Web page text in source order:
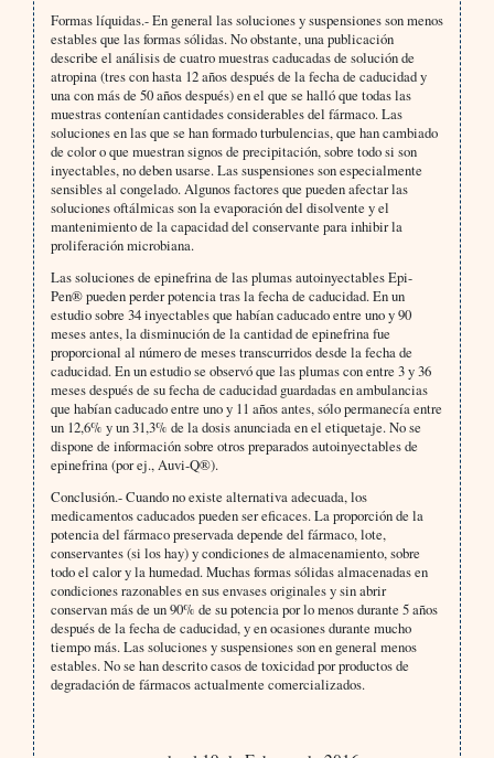
Formas líquidas.- En general las soluciones y suspensiones son menos
estables que las formas sólidas. No obstante, una publicación
describe el análisis de cuatro muestras caducadas de solución de
atropina (tres con hasta 12 años después de la fecha de caducidad y
una con más de 50 años después) en el que se halló que todas las
muestras contenían cantidades considerables del fármaco. Las
soluciones en las que se han formado turbulencias, que han cambiado
de color o que muestran signos de precipitación, sobre todo si son
inyectables, no deben usarse. Las suspensiones son especialmente
sensibles al congelado. Algunos factores que pueden afectar las
soluciones oftálmicas son la evaporación del disolvente y el
mantenimiento de la capacidad del conservante para inhibir la
proliferación microbiana.
Las soluciones de epinefrina de las plumas autoinyectables Epi-
Pen® pueden perder potencia tras la fecha de caducidad. En un
estudio sobre 34 inyectables que habían caducado entre uno y 90
meses antes, la disminución de la cantidad de epinefrina fue
proporcional al número de meses transcurridos desde la fecha de
caducidad. En un estudio se observó que las plumas con entre 3 y 36
meses después de su fecha de caducidad guardadas en ambulancias
que habían caducado entre uno y 11 años antes, sólo permanecía entre
un 12,6% y un 31,3% de la dosis anunciada en el etiquetaje. No se
dispone de información sobre otros preparados autoinyectables de
epinefrina (por ej., Auvi-Q®).
Conclusión.- Cuando no existe alternativa adecuada, los
medicamentos caducados pueden ser eficaces. La proporción de la
potencia del fármaco preservada depende del fármaco, lote,
conservantes (si los hay) y condiciones de almacenamiento, sobre
todo el calor y la humedad. Muchas formas sólidas almacenadas en
condiciones razonables en sus envases originales y sin abrir
conservan más de un 90% de su potencia por lo menos durante 5 años
después de la fecha de caducidad, y en ocasiones durante mucho
tiempo más. Las soluciones y suspensiones son en general menos
estables. No se han descrito casos de toxicidad por productos de
degradación de fármacos actualmente comercializados.